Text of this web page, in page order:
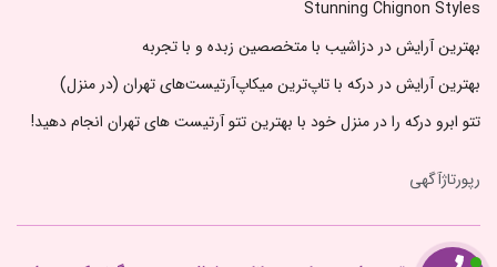
Stunning Chignon Styles
بهترین آرایش در دزاشیب با متخصصین زبده و با تجربه
بهترین آرایش در درکه با تاپ‌ترین میکاپ‌آرتیست‌های تهران (در منزل)
تتو ابرو درکه را در منزل خود با بهترین تتو آرتیست های تهران انجام دهید!
رپورتاژآگهی